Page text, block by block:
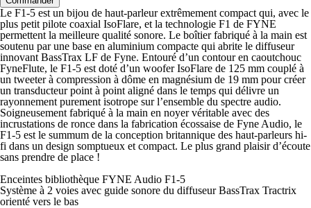
Le F1-5 est un bijou de haut-parleur extrêmement compact qui, avec le
plus petit pilote coaxial IsoFlare, et la technologie F1 de FYNE
permettent la meilleure qualité sonore. Le boîtier fabriqué à la main est
soutenu par une base en aluminium compacte qui abrite le diffuseur
innovant BassTrax LF de Fyne. Entouré d’un contour en caoutchouc
FyneFlute, le F1-5 est doté d’un woofer IsoFlare de 125 mm couplé à
un tweeter à compression à dôme en magnésium de 19 mm pour créer
un transducteur point à point aligné dans le temps qui délivre un
rayonnement purement isotrope sur l’ensemble du spectre audio.
Soigneusement fabriqué à la main en noyer véritable avec des
incrustations de ronce dans la fabrication écossaise de Fyne Audio, le
F1-5 est le summum de la conception britannique des haut-parleurs hi-
fi dans un design somptueux et compact. Le plus grand plaisir d’écoute
sans prendre de place !
Enceintes bibliothèque FYNE Audio F1-5
Système à 2 voies avec guide sonore du diffuseur BassTrax Tractrix
orienté vers le bas